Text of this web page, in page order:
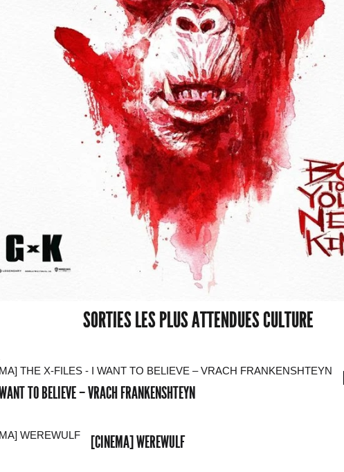
SORTIES LES PLUS ATTENDUES CULTURE
TO BELIEVE – VRACH FRANKENSHTEYN
[CINEMA] WEREWULF